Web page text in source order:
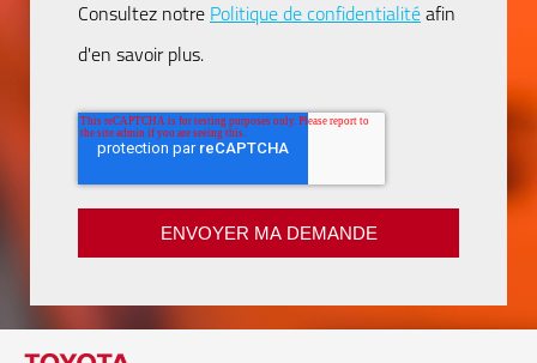
Consultez notre Politique de confidentialité afin
d'en savoir plus.